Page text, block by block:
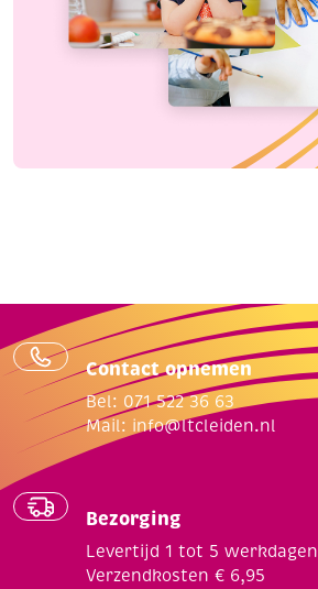
Contact opnemen
Bel: 071 522 36 63
Mail: info@ltcleiden.nl
Bezorging
Levertijd 1 tot 5 werkdagen
Verzendkosten € 6,95